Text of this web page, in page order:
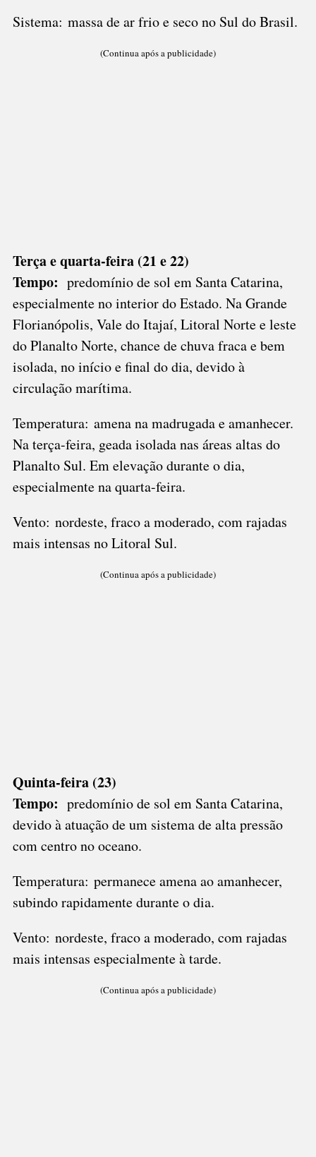
Sistema: massa de ar frio e seco no Sul do Brasil.
(Continua após a publicidade)
Terça e quarta-feira (21 e 22)
Tempo: predomínio de sol em Santa Catarina,
especialmente no interior do Estado. Na Grande
Florianópolis, Vale do Itajaí, Litoral Norte e leste
do Planalto Norte, chance de chuva fraca e bem
isolada, no início e final do dia, devido à
circulação marítima.
Temperatura: amena na madrugada e amanhecer.
Na terça-feira, geada isolada nas áreas altas do
Planalto Sul. Em elevação durante o dia,
especialmente na quarta-feira.
Vento: nordeste, fraco a moderado, com rajadas
mais intensas no Litoral Sul.
(Continua após a publicidade)
Quinta-feira (23)
Tempo: predomínio de sol em Santa Catarina,
devido à atuação de um sistema de alta pressão
com centro no oceano.
Temperatura: permanece amena ao amanhecer,
subindo rapidamente durante o dia.
Vento: nordeste, fraco a moderado, com rajadas
mais intensas especialmente à tarde.
(Continua após a publicidade)